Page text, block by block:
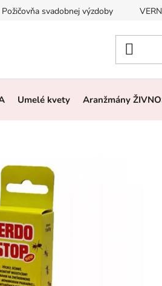
Požičovňa svadobnej výzdoby
Umelé kvety Aranžmány